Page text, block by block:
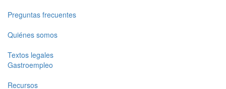
Preguntas frecuentes
Quiénes somos
Textos legales
Gastroempleo
Recursos